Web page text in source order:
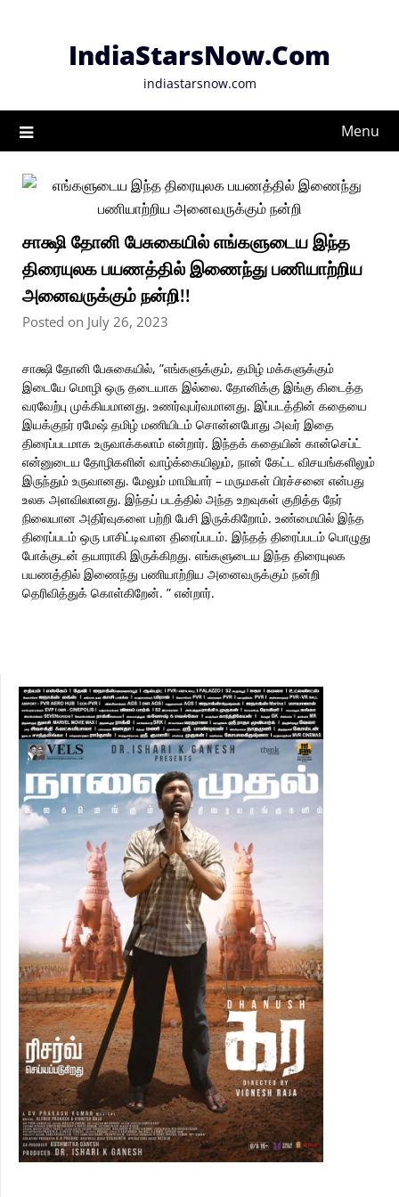
IndiaStarsNow.Com
indiastarsnow.com
Menu
சாக்ஷி தோனி பேசுகையில் எங்களுடைய இந்த
திரையுலக பயணத்தில் இணைந்து பணியாற்றிய
அனைவருக்கும் நன்றி!!
Posted on July 26, 2023
சாக்ஷி தோனி பேசுகையில், ”எங்களுக்கும், தமிழ் மக்களுக்கும்
இடையே மொழி ஒரு தடையாக இல்லை. தோனிக்கு இங்கு கிடைத்த
வரவேற்பு முக்கியமானது. உணர்வுபர்வமானது. இப்படத்தின் கதையை
இயக்குநர் ரமேஷ் தமிழ் மணியிடம் சொன்னபோது அவர் இதை
திரைப்படமாக உருவாக்கலாம் என்றார். இந்தக் கதையின் கான்செப்ட்
என்னுடைய தோழிகளின் வாழ்க்கையிலும், நான் கேட்ட விசயங்களிலும்
இருந்தும் உருவானது. மேலும் மாமியார் – மருமகள் பிரச்சனை என்பது
உலக அளவிலானது. இந்தப் படத்தில் அந்த உறவுகள் குறித்த நேர்
நிலையான அதிர்வுகளை பற்றி பேசி இருக்கிறோம். உண்மையில் இந்த
திரைப்படம் ஒரு பாசிட்டிவான திரைப்படம். இந்தத் திரைப்படம் பொழுது
போக்குடன் தயாராகி இருக்கிறது. எங்களுடைய இந்த திரையுலக
பயணத்தில் இணைந்து பணியாற்றிய அனைவருக்கும் நன்றி
தெரிவித்துக் கொள்கிறேன். ” என்றார்.